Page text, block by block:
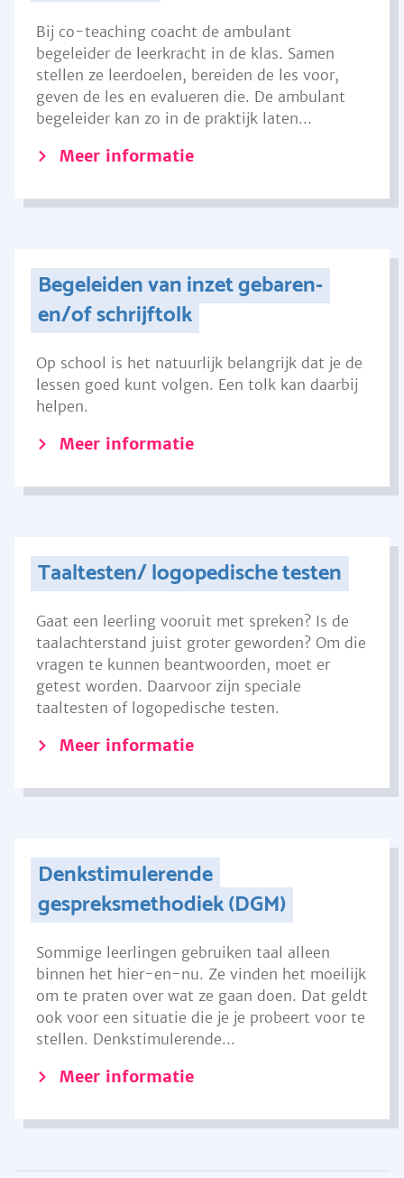
Bij co-teaching coacht de ambulant
begeleider de leerkracht in de klas. Samen
stellen ze leerdoelen, bereiden de les voor,
geven de les en evalueren die. De ambulant
begeleider kan zo in de praktijk laten...
Meer informatie
Begeleiden van inzet gebaren-
en/of schrijftolk
Op school is het natuurlijk belangrijk dat je de
lessen goed kunt volgen. Een tolk kan daarbij
helpen.
Meer informatie
Taaltesten/ logopedische testen
Gaat een leerling vooruit met spreken? Is de
taalachterstand juist groter geworden? Om die
vragen te kunnen beantwoorden, moet er
getest worden. Daarvoor zijn speciale
taaltesten of logopedische testen.
Meer informatie
Denkstimulerende
gespreksmethodiek (DGM)
Sommige leerlingen gebruiken taal alleen
binnen het hier-en-nu. Ze vinden het moeilijk
om te praten over wat ze gaan doen. Dat geldt
ook voor een situatie die je je probeert voor te
stellen. Denkstimulerende...
Meer informatie